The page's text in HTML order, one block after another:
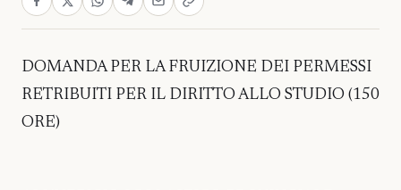
DOMANDA PER LA FRUIZIONE DEI PERMESSI
RETRIBUITI PER IL DIRITTO ALLO STUDIO (150
ORE)